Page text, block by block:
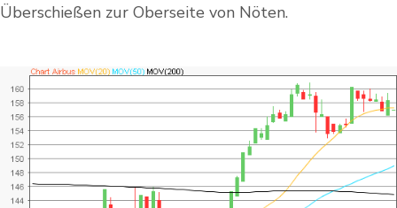
Überschießen zur Oberseite von Nöten.